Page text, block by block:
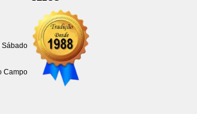
Sábado
Campo